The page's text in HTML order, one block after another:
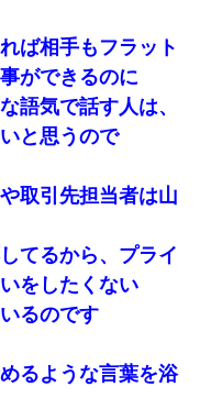
ば相手もフラット
ができるのに
語気で話す人は、
と思うので
取引先担当者は山
てるから、プライ
をしたくない
るのです
るような言葉を浴